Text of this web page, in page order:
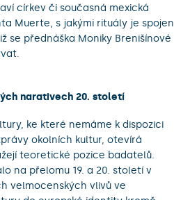
církev či současná mexická
Muerte, s jakými rituály je spojen
se přednáška Moniky Brenišínové
narativech 20. století
ke které nemáme k dispozici
okolních kultur, otevírá
teoretické pozice badatelů.
na přelomu 19. a 20. století v
velmocenských vlivů ve